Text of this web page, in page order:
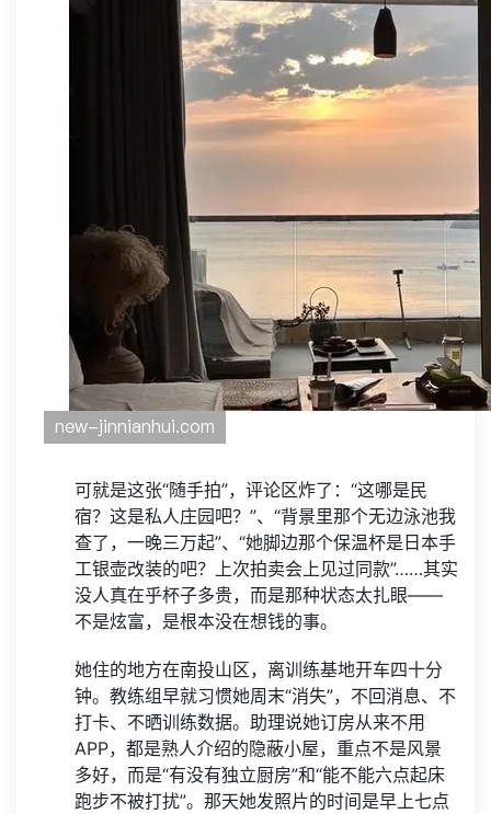
可就是这张“随手拍”，评论区炸了：“这哪是民
宿？这是私人庄园吧？”、“背景里那个无边泳池我
查了，一晚三万起”、“她脚边那个保温杯是日本手
工银壶改装的吧？上次拍卖会上见过同款”……其实
没人真在乎杯子多贵，而是那种状态太扎眼——
不是炫富，是根本没在想钱的事。
她住的地方在南投山区，离训练基地开车四十分
钟。教练组早就习惯她周末“消失”，不回消息、不
打卡、不晒训练数据。助理说她订房从来不用
APP，都是熟人介绍的隐蔽小屋，重点不是风景
多好，而是“有没有独立厨房”和“能不能六点起床
跑步不被打扰”。那天她发照片的时间是早上七点